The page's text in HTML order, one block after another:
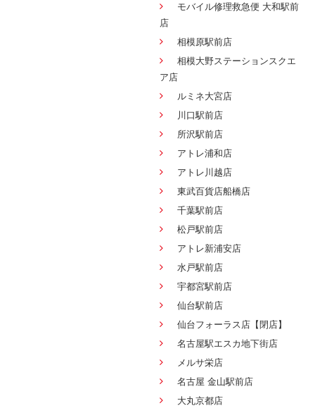
モバイル修理救急便 大和駅前
店
相模原駅前店
相模大野ステーションスクエ
ア店
ルミネ大宮店
川口駅前店
所沢駅前店
アトレ浦和店
アトレ川越店
東武百貨店船橋店
千葉駅前店
松戸駅前店
アトレ新浦安店
水戸駅前店
宇都宮駅前店
仙台駅前店
仙台フォーラス店【閉店】
名古屋駅エスカ地下街店
メルサ栄店
名古屋 金山駅前店
大丸京都店